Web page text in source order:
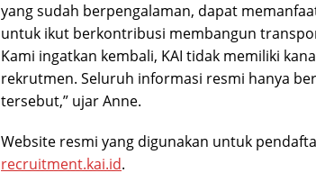
yang sudah berpengalaman, dapat
untuk ikut berkontribusi membangun
Kami ingatkan kembali, KAI tidak memiliki
rekrutmen. Seluruh informasi resmi hanya
tersebut,” ujar Anne.
Website resmi yang digunakan untuk
recruitment.kai.id.